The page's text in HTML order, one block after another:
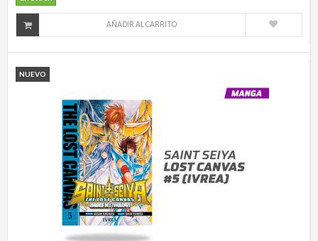
AÑADIR AL CARRITO
NUEVO